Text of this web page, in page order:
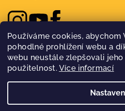
Používáme cookies, abychom
pohodlné prohlížení webu a
webu neustále zlepšovali
použitelnost. Více informací
Hairpoint.